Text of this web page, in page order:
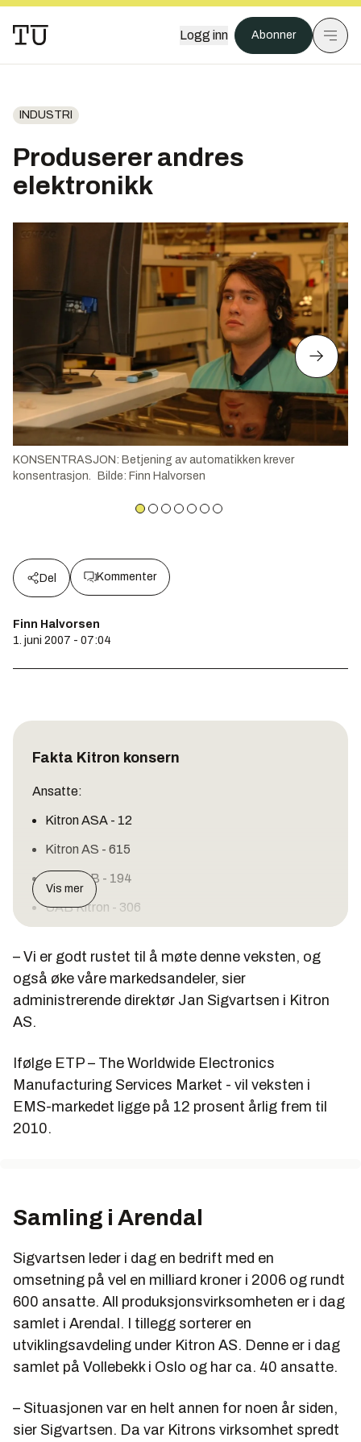
Logg inn Abonner
INDUSTRI
Produserer andres
elektronikk
KONSENTRASJON: Betjening av automatikken krever
konsentrasjon.
Bilde: Finn Halvorsen
Del Kommenter
Finn Halvorsen
1. juni 2007 - 07:04
Fakta Kitron konsern
Ansatte:
Kitron ASA - 12
Kitron AS - 615
Kitron AB - 194
UAB Kitron - 306
Kitron Microelectronics for resten.
Norge og Sverige de viktigste markedene med
henholdsvis ca 50% og 44% av totalomsertningen i
konsernet.
Vis mer
– Vi er godt rustet til å møte denne veksten, og
også øke våre markedsandeler, sier
administrerende direktør Jan Sigvartsen i Kitron
AS.
Ifølge ETP – The Worldwide Electronics
Manufacturing Services Market - vil veksten i
EMS-markedet ligge på 12 prosent årlig frem til
2010.
Samling i Arendal
Sigvartsen leder i dag en bedrift med en
omsetning på vel en milliard kroner i 2006 og rundt
600 ansatte. All produksjonsvirksomheten er i dag
samlet i Arendal. I tillegg sorterer en
utviklingsavdeling under Kitron AS. Denne er i dag
samlet på Vollebekk i Oslo og har ca. 40 ansatte.
– Situasjonen var en helt annen for noen år siden,
sier Sigvartsen. Da var Kitrons virksomhet spredt